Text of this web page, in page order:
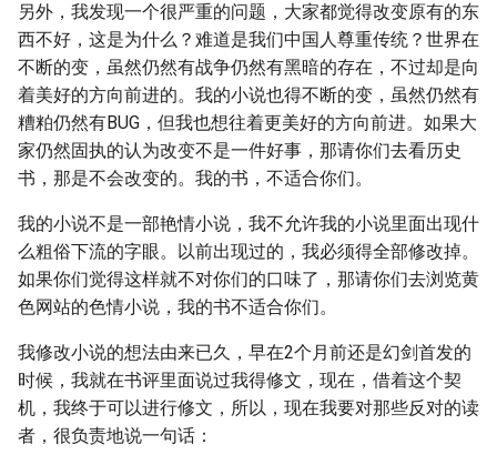
另外，我发现一个很严重的问题，大家都觉得改变原有的东
西不好，这是为什么？难道是我们中国人尊重传统？世界在
不断的变，虽然仍然有战争仍然有黑暗的存在，不过却是向
着美好的方向前进的。我的小说也得不断的变，虽然仍然有
糟粕仍然有BUG，但我也想往着更美好的方向前进。如果大
家仍然固执的认为改变不是一件好事，那请你们去看历史
书，那是不会改变的。我的书，不适合你们。
我的小说不是一部艳情小说，我不允许我的小说里面出现什
么粗俗下流的字眼。以前出现过的，我必须得全部修改掉。
如果你们觉得这样就不对你们的口味了，那请你们去浏览黄
色网站的色情小说，我的书不适合你们。
我修改小说的想法由来已久，早在2个月前还是幻剑首发的
时候，我就在书评里面说过我得修文，现在，借着这个契
机，我终于可以进行修文，所以，现在我要对那些反对的读
者，很负责地说一句话：